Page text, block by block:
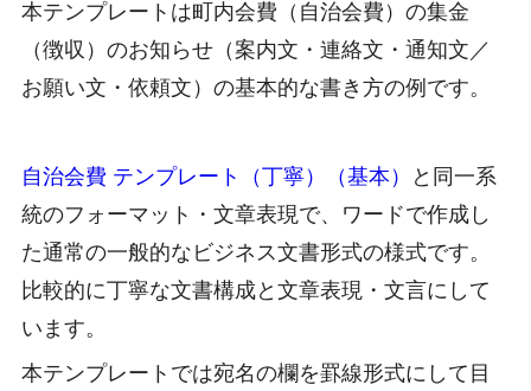
本テンプレートは町内会費（自治会費）の集金
（徴収）のお知らせ（案内文・連絡文・通知文／
お願い文・依頼文）の基本的な書き方の例です。
自治会費 テンプレート（丁寧）（基本）
と同一系
統のフォーマット・文章表現で、ワードで作成し
た通常の一般的なビジネス文書形式の様式です。
比較的に丁寧な文書構成と文章表現・文言にして
います。
本テンプレートでは宛名の欄を罫線形式にして目